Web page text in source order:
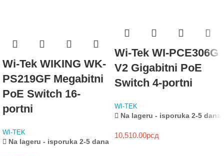
Wi-Tek WIKING WK-
PS219GF Megabitni
PoE Switch 16-
portni
WI-TEK
Na lageru - isporuka 2-5 dana
Wi-Tek WI-PCE306G
V2 Gigabitni PoE
Switch 4-portni
WI-TEK
Na lageru - isporuka 2-5 dana
10,510.00рсд